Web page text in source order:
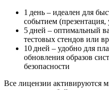
1 день – идеален для
событием
5 дней – оптимальный
тестовых стендов или
10 дней – удобно для
обновления образов
безопасности
Все лицензии активируются